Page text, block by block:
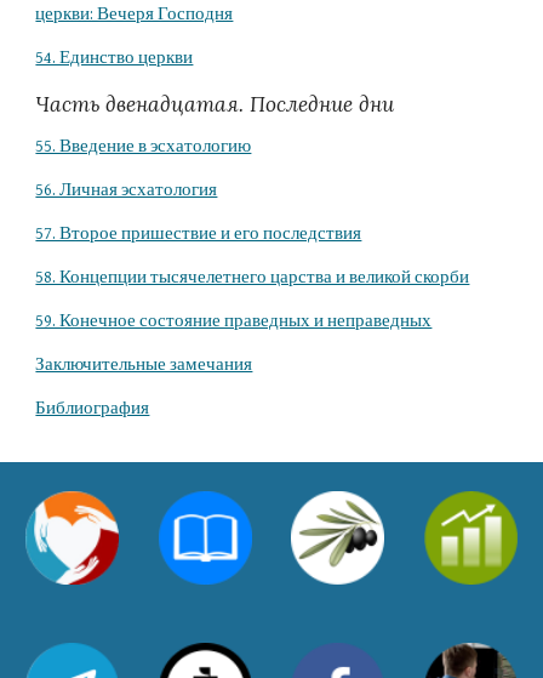
церкви: Вечеря Господня
54. Единство церкви
Часть двенадцатая. Последние дни
55. Введение в эсхатологию
56. Личная эсхатология
57. Второе пришествие и его последствия
58. Концепции тысячелетнего царства и великой скорби
59. Конечное состояние праведных и неправедных
Заключительные замечания
Библиография